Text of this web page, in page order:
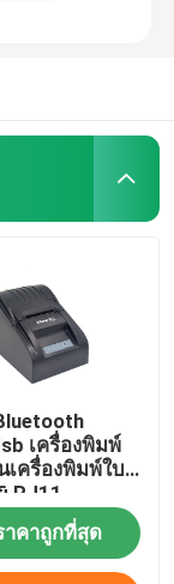
เครื่องพิมพ์
เครื่องพิมพ์ใบ
RJ11
าคาถูกที่สุด